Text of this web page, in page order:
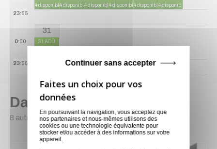
4 disponibles4 disponibles4 disponibles4 disponibles4 disponibles4 disponibles
23:55
31
0:00 31 AOÛ
23:55
Dans la même catégorie
8 autres produits sélectionnés pour vous
En poursuivant la navigation, vous acceptez que
nos partenaires et nous-mêmes utilisons des
cookies ou une technologie équivalente pour
stocker et/ou accéder à des informations sur votre
appareil.
Continuer sans accepter